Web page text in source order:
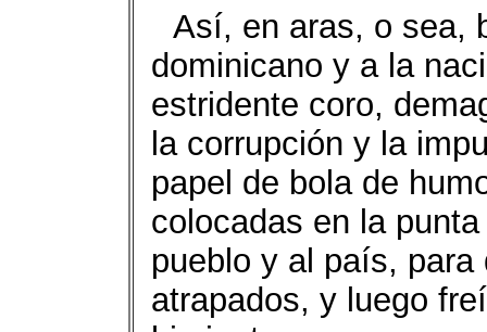
Así, en aras, o sea,
dominicano y a la
estridente coro,
la corrupción y la
papel de bola de
colocadas en la
pueblo y al país,
atrapados, y luego